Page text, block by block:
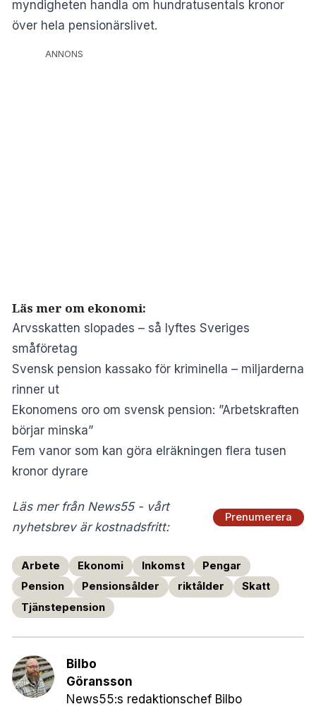
myndigheten handla om hundratusentals kronor
över hela pensionärslivet.
ANNONS
Läs mer om ekonomi:
Arvsskatten slopades – så lyftes Sveriges
småföretag
Svensk pension kassako för kriminella – miljarderna
rinner ut
Ekonomens oro om svensk pension: ”Arbetskraften
börjar minska”
Fem vanor som kan göra elräkningen flera tusen
kronor dyrare
Läs mer från News55 - vårt
nyhetsbrev är kostnadsfritt:
Prenumerera
Arbete Ekonomi Inkomst
Pengar
Pension
Pensionsålder riktålder
Skatt
Tjänstepension
Bilbo
Göransson
News55:s redaktionschef Bilbo